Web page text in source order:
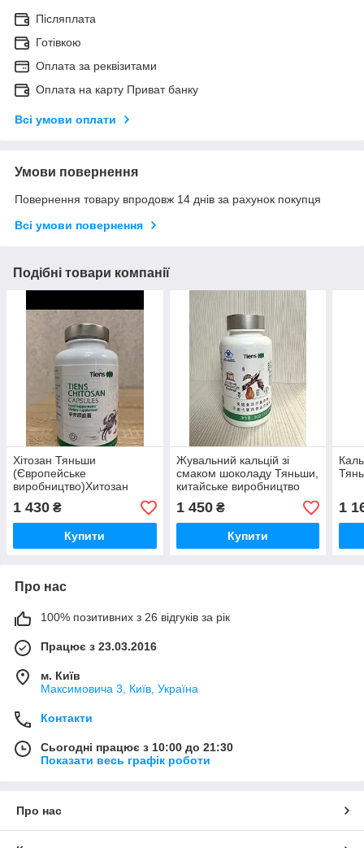
Післяплата
Готівкою
Оплата за реквізитами
Оплата на карту Приват банку
Всі умови оплати
Умови повернення
Повернення товару впродовж 14 днів за рахунок покупця
Всі умови повернення
Подібні товари компанії
Хітозан Тяньши
(Європейське
виробництво)Хитозан
1 430 ₴
Купити
Жувальний кальцій зі
смаком шоколаду Тяньши,
китайське виробництво
1 450₴
Купити
1
Про нас
100% позитивних з 26 відгуків за рік
Працює з 23.03.2016
м. Київ
Максимовича 3, Київ, Україна
Контакти
Сьогодні працює з 10:00 до 21:30
Показати весь графік роботи
Про нас